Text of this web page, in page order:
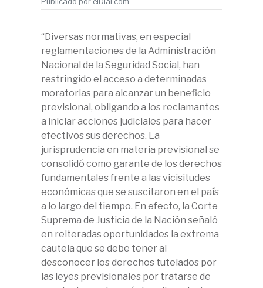
“Diversas normativas, en especial
reglamentaciones de la Administración
Nacional de la Seguridad Social, han
restringido el acceso a determinadas
moratorias para alcanzar un beneficio
previsional, obligando a los reclamantes
a iniciar acciones judiciales para hacer
efectivos sus derechos. La
jurisprudencia en materia previsional se
consolidó como garante de los derechos
fundamentales frente a las vicisitudes
económicas que se suscitaron en el país
a lo largo del tiempo. En efecto, la Corte
Suprema de Justicia de la Nación señaló
en reiteradas oportunidades la extrema
cautela que se debe tener al
desconocer los derechos tutelados por
las leyes previsionales por tratarse de